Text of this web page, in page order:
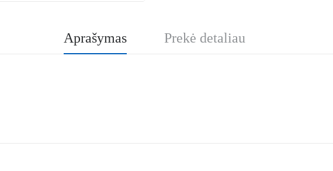
Aprašymas Prekė detaliau